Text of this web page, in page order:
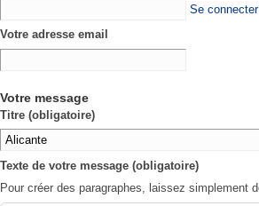
Se connecter
Votre adresse email
Votre message
Titre (obligatoire)
Texte de votre message (obligatoire)
Pour créer des paragraphes, laissez simplement